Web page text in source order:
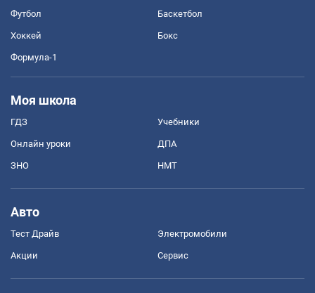
Футбол Баскетбол
Хоккей Бокс
Формула-1
Моя школа
ГДЗ Учебники
Онлайн уроки ДПА
ЗНО НМТ
Авто
Тест Драйв Электромобили
Акции Сервис